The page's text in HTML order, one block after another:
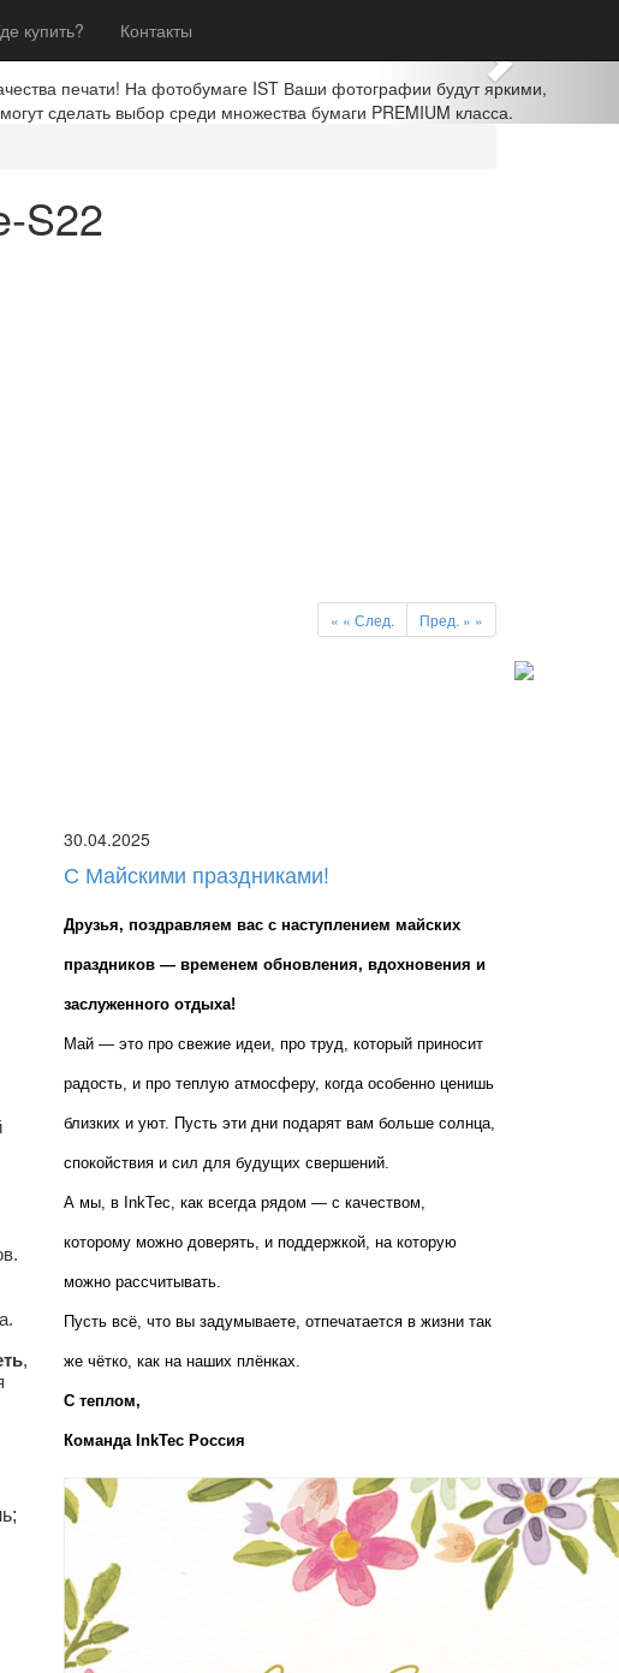
купить? Контакты
печати! На фотобумаге IST Ваши фотографии будут яркими,
сделать выбор среди множества бумаги PREMIUM класса.
S22
« « След. Пред. » »
,
30.04.2025
С Майскими праздниками!
Друзья, поздравляем вас с наступлением майских
праздников — временем обновления, вдохновения и
заслуженного отдыха!
Май — это про свежие идеи, про труд, который приносит
радость, и про теплую атмосферу, когда особенно ценишь
близких и уют. Пусть эти дни подарят вам больше солнца,
спокойствия и сил для будущих свершений.
А мы, в InkTec, как всегда рядом — с качеством,
которому можно доверять, и поддержкой, на которую
можно рассчитывать.
Пусть всё, что вы задумываете, отпечатается в жизни так
же чётко, как на наших плёнках.
С теплом,
Команда InkTec Россия